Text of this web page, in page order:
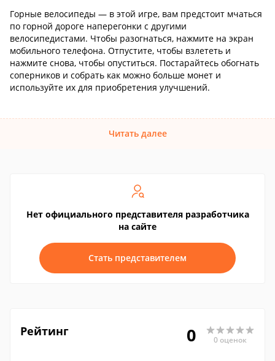
Горные велосипеды — в этой игре, вам предстоит мчаться
по горной дороге наперегонки с другими
велосипедистами. Чтобы разогнаться, нажмите на экран
мобильного телефона. Отпустите, чтобы взлететь и
нажмите снова, чтобы опуститься. Постарайтесь обогнать
соперников и собрать как можно больше монет и
используйте их для приобретения улучшений.
Читать далее
Нет официального представителя разработчика
на сайте
Стать представителем
Рейтинг 0 0 оценок